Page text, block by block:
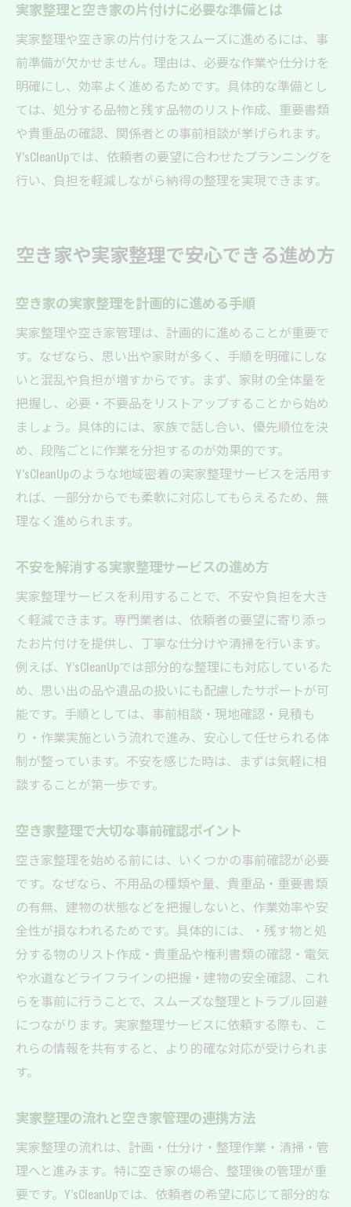
実家整理と空き家の片付けに必要な準備とは
実家整理や空き家の片付けをスムーズに進めるには、事
前準備が欠かせません。理由は、必要な作業や仕分けを
明確にし、効率よく進めるためです。具体的な準備とし
ては、処分する品物と残す品物のリスト作成、重要書類
や貴重品の確認、関係者との事前相談が挙げられます。
Y’sCleanUpでは、依頼者の要望に合わせたプランニングを
行い、負担を軽減しながら納得の整理を実現できます。
空き家や実家整理で安心できる進め方
空き家の実家整理を計画的に進める手順
実家整理や空き家管理は、計画的に進めることが重要で
す。なぜなら、思い出や家財が多く、手順を明確にしな
いと混乱や負担が増すからです。まず、家財の全体量を
把握し、必要・不要品をリストアップすることから始め
ましょう。具体的には、家族で話し合い、優先順位を決
め、段階ごとに作業を分担するのが効果的です。
Y’sCleanUpのような地域密着の実家整理サービスを活用す
れば、一部分からでも柔軟に対応してもらえるため、無
理なく進められます。
不安を解消する実家整理サービスの進め方
実家整理サービスを利用することで、不安や負担を大き
く軽減できます。専門業者は、依頼者の要望に寄り添っ
たお片付けを提供し、丁寧な仕分けや清掃を行います。
例えば、Y’sCleanUpでは部分的な整理にも対応しているた
め、思い出の品や遺品の扱いにも配慮したサポートが可
能です。手順としては、事前相談・現地確認・見積も
り・作業実施という流れで進み、安心して任せられる体
制が整っています。不安を感じた時は、まずは気軽に相
談することが第一歩です。
空き家整理で大切な事前確認ポイント
空き家整理を始める前には、いくつかの事前確認が必要
です。なぜなら、不用品の種類や量、貴重品・重要書類
の有無、建物の状態などを把握しないと、作業効率や安
全性が損なわれるためです。具体的には、・残す物と処
分する物のリスト作成・貴重品や権利書類の確認・電気
や水道などライフラインの把握・建物の安全確認、これ
らを事前に行うことで、スムーズな整理とトラブル回避
につながります。実家整理サービスに依頼する際も、こ
れらの情報を共有すると、より的確な対応が受けられま
す。
実家整理の流れと空き家管理の連携方法
実家整理の流れは、計画・仕分け・整理作業・清掃・管
理へと進みます。特に空き家の場合、整理後の管理が重
要です。Y’sCleanUpでは、依頼者の希望に応じて部分的な